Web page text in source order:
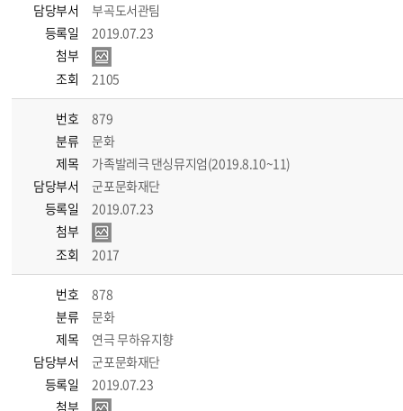
담당부서
부곡도서관팀
등록일
2019.07.23
첨부
조회
2105
번호
879
분류
문화
제목
가족발레극 댄싱뮤지엄(2019.8.10~11)
담당부서
군포문화재단
등록일
2019.07.23
첨부
조회
2017
번호
878
분류
문화
제목
연극 무하유지향
담당부서
군포문화재단
등록일
2019.07.23
첨부